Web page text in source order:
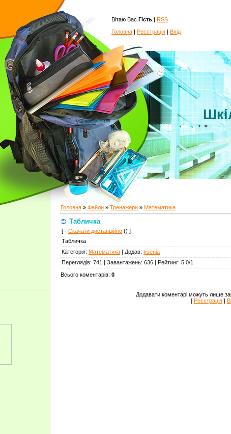
Вітаю Вас Гість | RSS
Головна | Реєстрація | Вхід
Головна » Файли » Тренажери » Математика
Табличка
[ · Скачати дистанційно () ]
Табличка
Категорія: Математика | Додав: ksenia
Переглядів: 741 | Завантажень: 636 | Рейтинг: 5.0/1
Всього коментарів: 0
Додавати коментарі можуть лише
[ Реєстрація|